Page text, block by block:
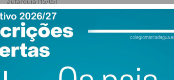
Casos confirmados com base no Relatório da situação
da DGS de 19 de maio de 2020
Óbitos com base em informação da autarquia
Casos confirmados com base no Relatório da situação
Recuperados e óbitos com base em informação da